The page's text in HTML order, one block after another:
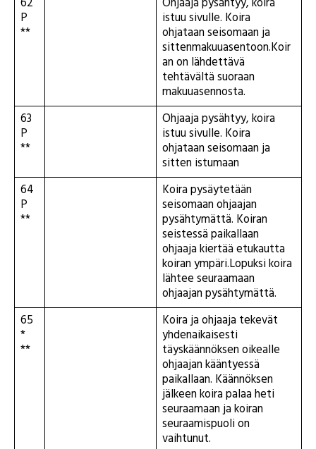
P
**
istuu sivulle. Koira
ohjataan seisomaan ja
sittenmakuuasentoon.Koir
an on lähdettävä
tehtävältä suoraan
makuuasennosta.
63
P
**
Ohjaaja pysähtyy, koira
istuu sivulle. Koira
ohjataan seisomaan ja
sitten istumaan
64
P
**
Koira pysäytetään
seisomaan ohjaajan
pysähtymättä. Koiran
seistessä paikallaan
ohjaaja kiertää etukautta
koiran ympäri.Lopuksi koira
lähtee seuraamaan
ohjaajan pysähtymättä.
65
*
**
Koira ja ohjaaja tekevät
yhdenaikaisesti
täyskäännöksen oikealle
ohjaajan kääntyessä
paikallaan. Käännöksen
jälkeen koira palaa heti
seuraamaan ja koiran
seuraamispuoli on
vaihtunut.